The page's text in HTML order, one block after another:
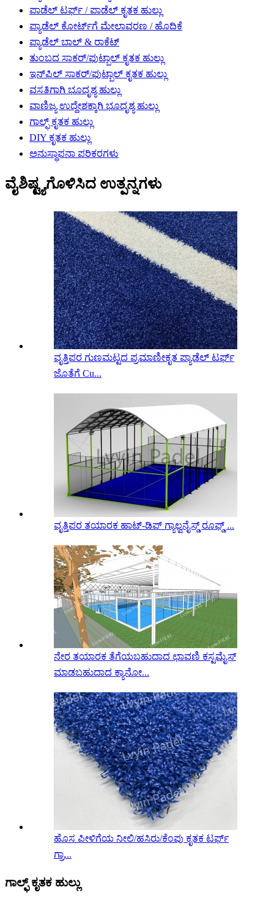
ಪಾಡೆಲ್ ಟರ್ಫ್ / ಪಾಡೆಲ್ ಕೃತಕ ಹುಲ್ಲು
ಪ್ಯಾಡೆಲ್ ಕೋರ್ಟ್‌ಗೆ ಮೇಲಾವರಣ / ಹೊದಿಕೆ
ಪ್ಯಾಡೆಲ್ ಬಾಲ್ & ರಾಕೆಟ್
ತುಂಬದ ಸಾಕರ್/ಫುಟ್ಬಾಲ್ ಕೃತಕ ಹುಲ್ಲು
ಇನ್‌ಫಿಲ್ ಸಾಕರ್/ಫುಟ್ಬಾಲ್ ಕೃತಕ ಹುಲ್ಲು
ವಸತಿಗಾಗಿ ಭೂದೃಶ್ಯ ಹುಲ್ಲು
ವಾಣಿಜ್ಯ ಉದ್ದೇಶಕ್ಕಾಗಿ ಭೂದೃಶ್ಯ ಹುಲ್ಲು
ಗಾಲ್ಫ್ ಕೃತಕ ಹುಲ್ಲು
DIY ಕೃತಕ ಹುಲ್ಲು
ಅನುಸ್ಥಾಪನಾ ಪರಿಕರಗಳು
ವೈಶಿಷ್ಟ್ಯಗೊಳಿಸಿದ ಉತ್ಪನ್ನಗಳು
ವೃತ್ತಿಪರ ಗುಣಮಟ್ಟದ ಪ್ರಮಾಣೀಕೃತ ಪ್ಯಾಡೆಲ್ ಟರ್ಫ್
ಜೊತೆಗೆ Cu...
ವೃತ್ತಿಪರ ತಯಾರಕ ಹಾಟ್-ಡಿಪ್ ಗ್ಯಾಲ್ವನೈಸ್ಡ್ ರೂಫ್ಡ್ ...
ನೇರ ತಯಾರಕ ತೆಗೆಯಬಹುದಾದ ಛಾವಣಿ ಕಸ್ಟಮೈಸ್
ಮಾಡಬಹುದಾದ ಕ್ಯಾನೋ...
ಹೊಸ ಪೀಳಿಗೆಯ ನೀಲಿ/ಹಸಿರು/ಕೆಂಪು ಕೃತಕ ಟರ್ಫ್
ಗ್ರಾ...
ಗಾಲ್ಫ್ ಕೃತಕ ಹುಲ್ಲು